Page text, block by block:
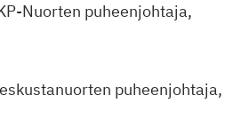
Nuorten puheenjohtaja,
puheenjohtaja,